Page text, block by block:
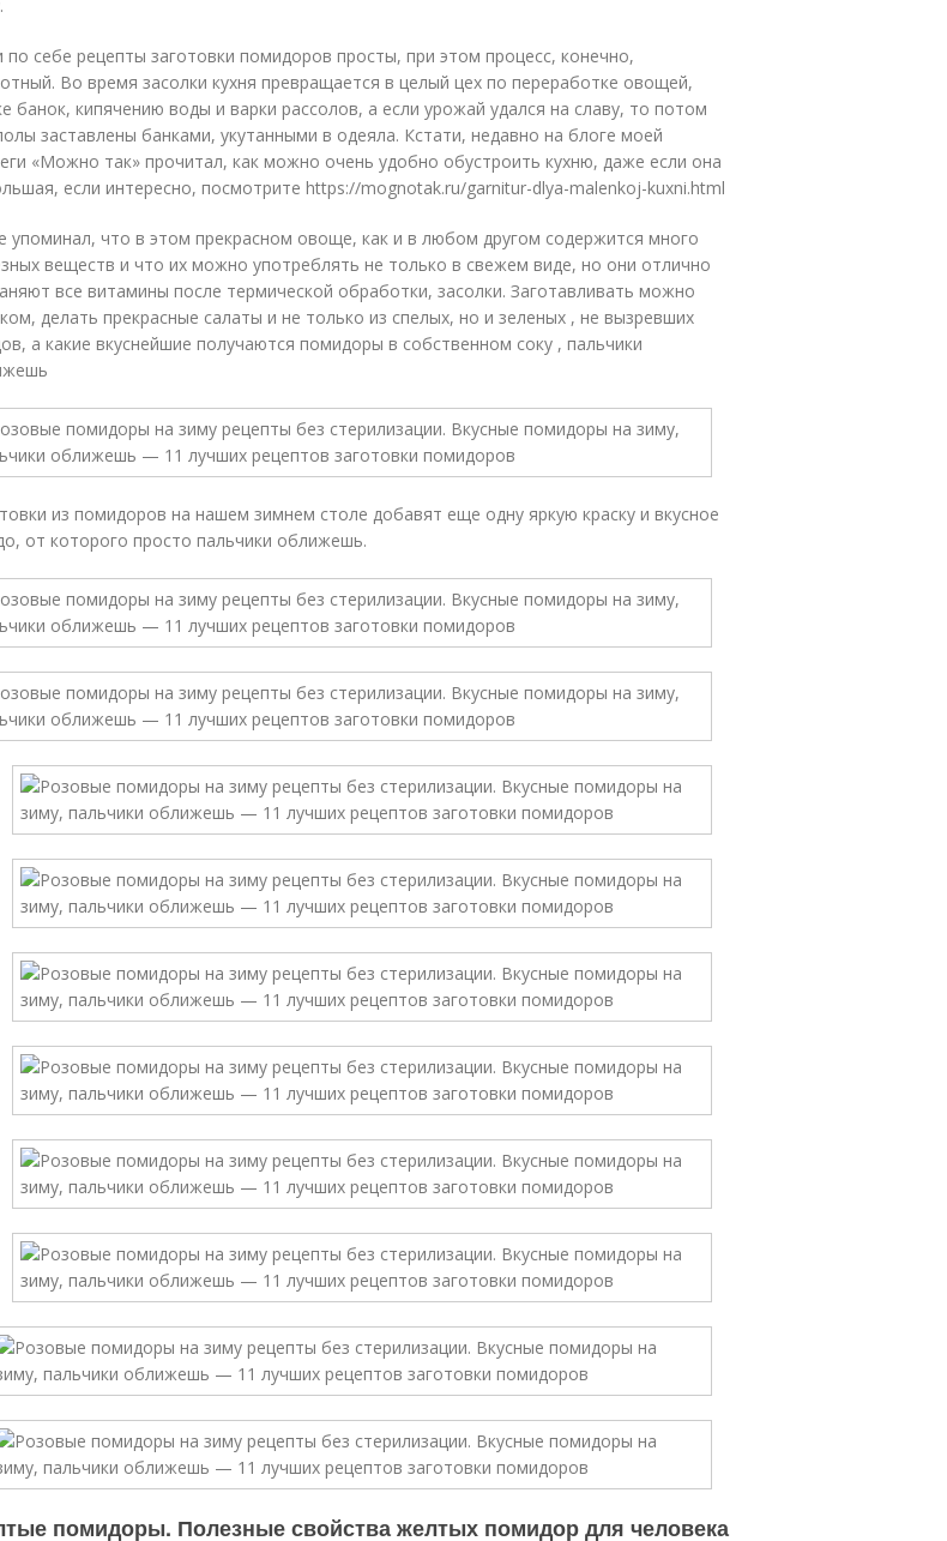
по себе рецепты заготовки помидоров просты, при этом процесс, конечно,
Во время засолки кухня превращается в целый цех по переработке овощей,
банок, кипячению воды и варки рассолов, а если урожай удался на славу, то потом
заставлены банками, укутанными в одеяла. Кстати, недавно на блоге моей
«Можно так» прочитал, как можно очень удобно обустроить кухню, даже если она
если интересно, посмотрите https://mognotak.ru/garnitur-dlya-malenkoj-kuxni.html
упоминал, что в этом прекрасном овоще, как и в любом другом содержится много
веществ и что их можно употреблять не только в свежем виде, но они отлично
все витамины после термической обработки, засолки. Заготавливать можно
делать прекрасные салаты и не только из спелых, но и зеленых , не вызревших
а какие вкуснейшие получаются помидоры в собственном соку , пальчики
из помидоров на нашем зимнем столе добавят еще одну яркую краску и вкусное
от которого просто пальчики оближешь.
помидоры. Полезные свойства желтых помидор для человека